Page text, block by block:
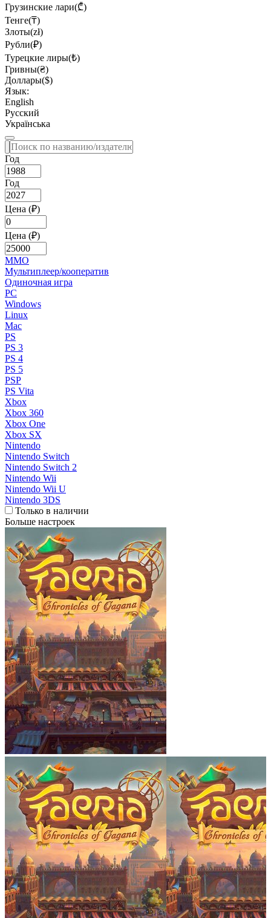
Грузинские лари(₾)
Тенге(₸)
Злоты(zł)
Рубли(₽)
Турецкие лиры(₺)
Гривны(₴)
Доллары($)
Язык:
English
Русский
Українська
Год
Год
Цена (₽)
Цена (₽)
MMO
Мультиплеер/кооператив
Одиночная игра
PC
Windows
Linux
Mac
PS
PS 3
PS 4
PS 5
PSP
PS Vita
Xbox
Xbox 360
Xbox One
Xbox SX
Nintendo
Nintendo Switch
Nintendo Switch 2
Nintendo Wii
Nintendo Wii U
Nintendo 3DS
Только в наличии
Больше настроек